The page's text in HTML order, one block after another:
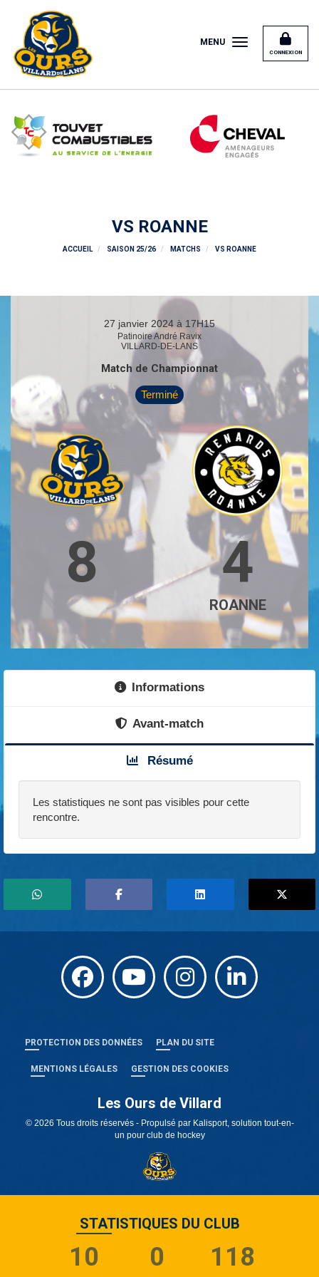
CONNEXION
MENU
VS ROANNE
ACCUEIL SAISON 25/26 MATCHS VS ROANNE
27 janvier 2024 à 17H15
Patinoire André Ravix
VILLARD-DE-LANS
Match de Championnat
Terminé
8 4
ROANNE
Informations
Avant-match
Résumé
Les statistiques ne sont pas visibles pour cette
rencontre.
PROTECTION DES DONNÉES PLAN DU SITE
MENTIONS LÉGALES GESTION DES COOKIES
Les Ours de Villard
© 2026 Tous droits réservés - Propulsé par Kalisport, solution tout-en-
un pour club de hockey
STATISTIQUES DU CLUB
10 0 118
Panneau de gestion des cookies